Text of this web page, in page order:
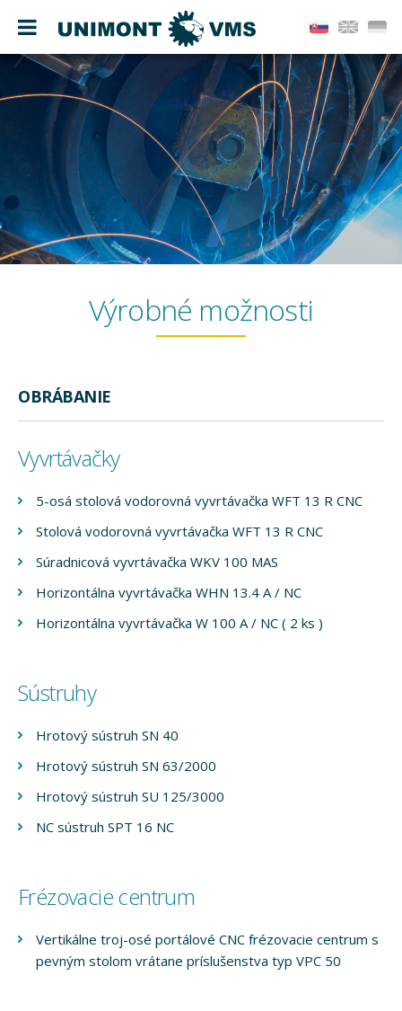
Výrobné možnosti
OBRÁBANIE
Vyvrtávačky
5-osá stolová vodorovná vyvrtávačka WFT 13 R CNC
Stolová vodorovná vyvrtávačka WFT 13 R CNC
Súradnicová vyvrtávačka WKV 100 MAS
Horizontálna vyvrtávačka WHN 13.4 A / NC
Horizontálna vyvrtávačka W 100 A / NC ( 2 ks )
Sústruhy
Hrotový sústruh SN 40
Hrotový sústruh SN 63/2000
Hrotový sústruh SU 125/3000
NC sústruh SPT 16 NC
Frézovacie centrum
Vertikálne troj-osé portálové CNC frézovacie centrum s
pevným stolom vrátane príslušenstva typ VPC 50